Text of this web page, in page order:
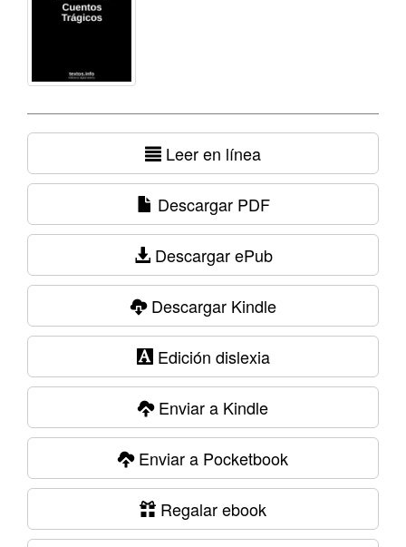
Leer en línea
Descargar PDF
Descargar ePub
Descargar Kindle
Edición dislexia
Enviar a Kindle
Enviar a Pocketbook
Regalar ebook